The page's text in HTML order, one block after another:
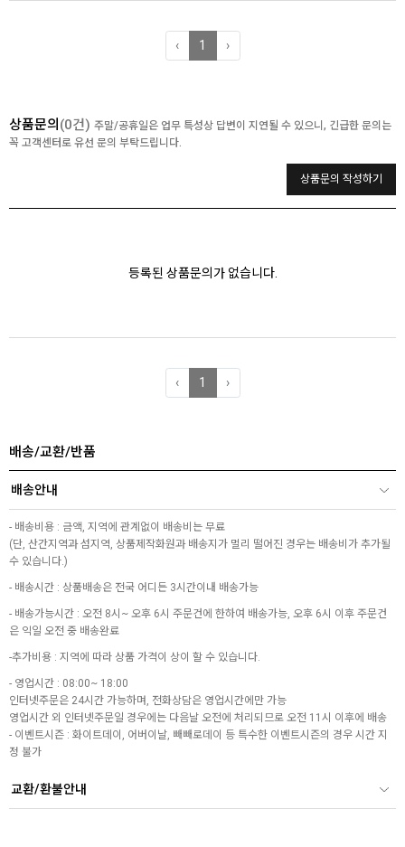
‹ 1 ›
상품문의 (0건) 주말/공휴일은 업무 특성상 답변이 지연될 수 있으니, 긴급한 문의는
꼭 고객센터로 유선 문의 부탁드립니다.
상품문의 작성하기
등록된 상품문의가 없습니다.
‹ 1 ›
배송/교환/반품
배송안내
- 배송비용 : 금액, 지역에 관계없이 배송비는 무료
(단, 산간지역과 섬지역, 상품제작화원과 배송지가 멀리 떨어진 경우는 배송비가 추가될
수 있습니다.)
- 배송시간 : 상품배송은 전국 어디든 3시간이내 배송가능
- 배송가능시간 : 오전 8시~ 오후 6시 주문건에 한하여 배송가능, 오후 6시 이후 주문건
은 익일 오전 중 배송완료
-추가비용 : 지역에 따라 상품 가격이 상이 할 수 있습니다.
- 영업시간 : 08:00~ 18:00
인터넷주문은 24시간 가능하며, 전화상담은 영업시간에만 가능
영업시간 외 인터넷주문일 경우에는 다음날 오전에 처리되므로 오전 11시 이후에 배송
- 이벤트시즌 : 화이트데이, 어버이날, 빼빼로데이 등 특수한 이벤트시즌의 경우 시간 지
정 불가
교환/환불안내